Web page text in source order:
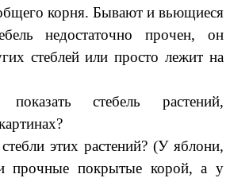
корня. Бывают и вьющиеся
недостаточно прочен, он
стеблей или просто лежит на
стебель растений,
этих растений? (У яблони,
прочные покрытые корой, а у